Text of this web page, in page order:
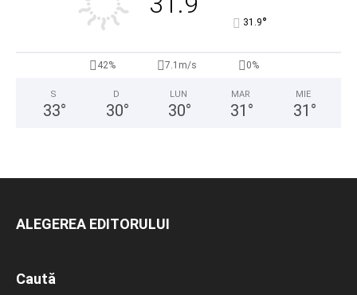
31.9°
42% 7.1m/s 0%
S
33°
D
30°
LUN
30°
MAR
31 °
MIE
31 °
ALEGEREA EDITORULUI
Caută